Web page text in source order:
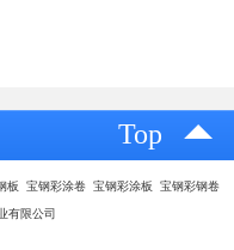
Top
板 宝钢彩涂卷 宝钢彩涂板 宝钢彩钢卷
有限公司